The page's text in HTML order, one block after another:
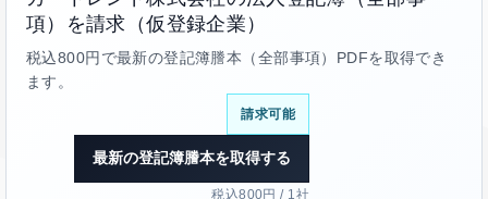
項）を請求（仮登録企業）
税込800円で最新の登記簿謄本（全部事項）PDFを取得でき
ます。
請求可能
最新の登記簿謄本を取得する
税込800円 / 1社